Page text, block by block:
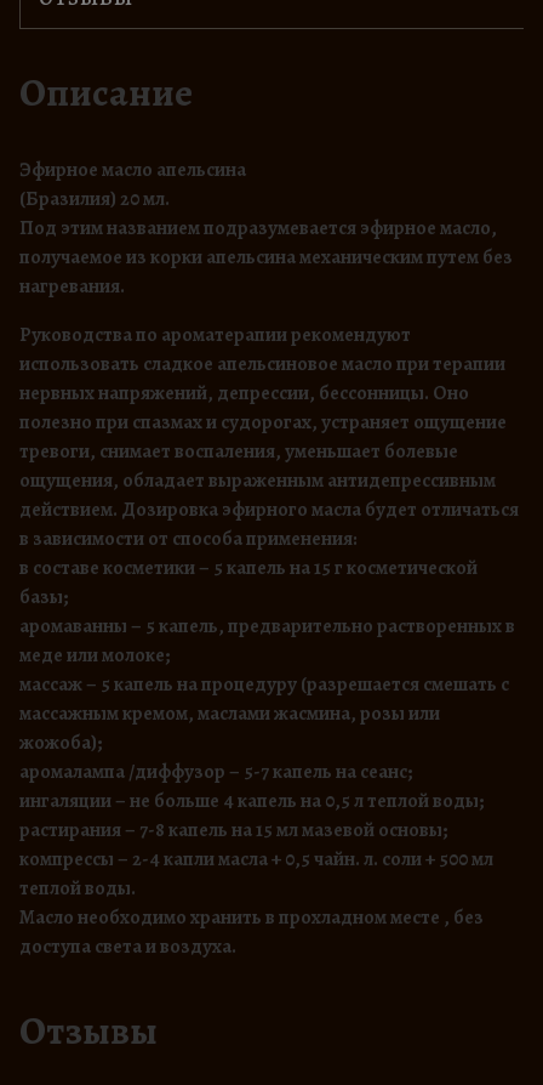
в
р
а
Э
ф
и
н
о
е
м
а
с
л
а
п
е
л
ь
с
и
н
а
Описание
Эфирное масло апельсина
(Бразилия) 20 мл.
Под этим названием подразумевается эфирное масло,
получае­мое из корки апельсина механическим путем без
нагревания.
Руководства по ароматерапии рекомендуют
использовать сладкое апельсиновое масло при терапии
нервных напряжений, депрессии, бес­сонницы. Оно
полезно при спазмах и судорогах, устраняет ощущение
тревоги, снимает воспаления, уменьшает болевые
ощущения, обладает выраженным антидепрессивным
действием. Дозировка эфирного масла будет отличаться
в зависимости от способа применения:
в составе косметики – 5 капель на 15 г косметической
базы;
аромаванны – 5 капель, предварительно растворенных в
меде или молоке;
массаж – 5 капель на процедуру (разрешается смешать с
массажным кремом, маслами жасмина, розы или
жожоба);
аромалампа /диффузор – 5-7 капель на сеанс;
ингаляции – не больше 4 капель на 0,5 л теплой воды;
растирания – 7-8 капель на 15 мл мазевой основы;
компрессы – 2-4 капли масла + 0,5 чайн. л. соли + 500 мл
теплой воды.
Масло необходимо хранить в прохладном месте , без
доступа света и воздуха.
Отзывы